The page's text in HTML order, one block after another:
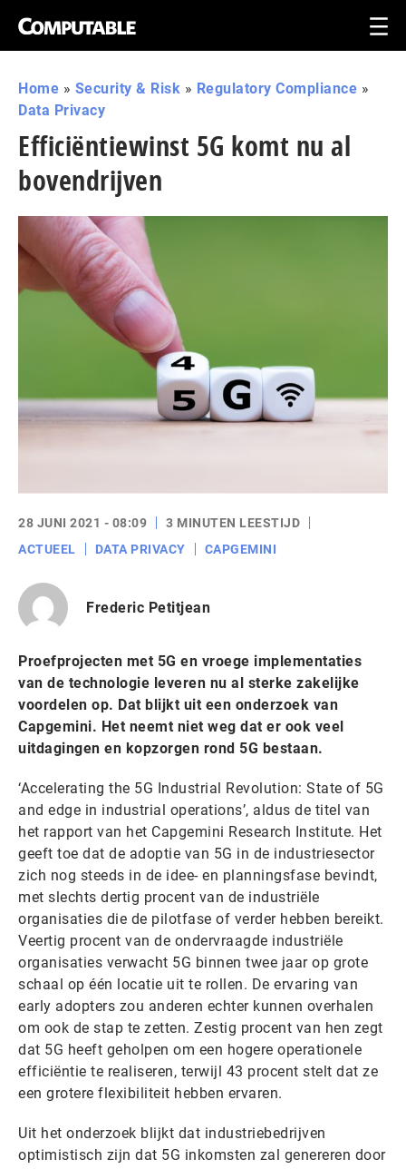
Home » Security & Risk » Regulatory Compliance »
Data Privacy
Efficiëntiewinst 5G komt nu al
bovendrijven
28 JUNI 2021 - 08:09
3 MINUTEN LEESTIJD
ACTUEEL
DATA PRIVACY CAPGEMINI
Frederic Petitjean
Proefprojecten met 5G en vroege implementaties
van de technologie leveren nu al sterke zakelijke
voordelen op. Dat blijkt uit een onderzoek van
Capgemini. Het neemt niet weg dat er ook veel
uitdagingen en kopzorgen rond 5G bestaan.
‘Accelerating the 5G Industrial Revolution: State of 5G
and edge in industrial operations’, aldus de titel van
het rapport van het Capgemini Research Institute. Het
geeft toe dat de adoptie van 5G in de industriesector
zich nog steeds in de idee- en planningsfase bevindt,
met slechts dertig procent van de industriële
organisaties die de pilotfase of verder hebben bereikt.
Veertig procent van de ondervraagde industriële
organisaties verwacht 5G binnen twee jaar op grote
schaal op één locatie uit te rollen. De ervaring van
early adopters zou anderen echter kunnen overhalen
om ook de stap te zetten. Zestig procent van hen zegt
dat 5G heeft geholpen om een hogere operationele
efficiëntie te realiseren, terwijl 43 procent stelt dat ze
een grotere flexibiliteit hebben ervaren.
Uit het onderzoek blijkt dat industriebedrijven
optimistisch zijn dat 5G inkomsten zal genereren door